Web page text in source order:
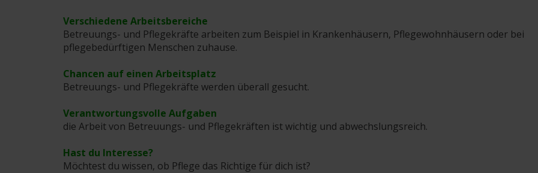
Verschiedene Arbeitsbereiche
Betreuungs- und Pflegekräfte arbeiten zum Beispiel in Krankenhäusern, Pflegewohnhäusern oder bei
pflegebedürftigen Menschen zuhause.
Chancen auf einen Arbeitsplatz
Betreuungs- und Pflegekräfte werden überall gesucht.
Verantwortungsvolle Aufgaben
die Arbeit von Betreuungs- und Pflegekräften ist wichtig und abwechslungsreich.
Hast du Interesse?
Möchtest du wissen, ob Pflege das Richtige für dich ist?